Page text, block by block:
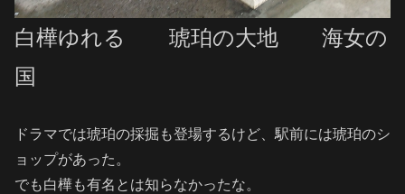
白樺ゆれる 琥珀の大地 海女の
国
ドラマでは琥珀の採掘も登場するけど、駅前には琥珀のシ
ョップがあった。
でも白樺も有名とは知らなかったな。